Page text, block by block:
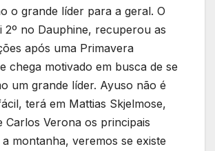
o grande líder para a geral. O
2º no Dauphine, recuperou as
após uma Primavera
chega motivado em busca de se
um grande líder. Ayuso não é
terá em Mattias Skjelmose,
Carlos Verona os principais
montanha, veremos se existe